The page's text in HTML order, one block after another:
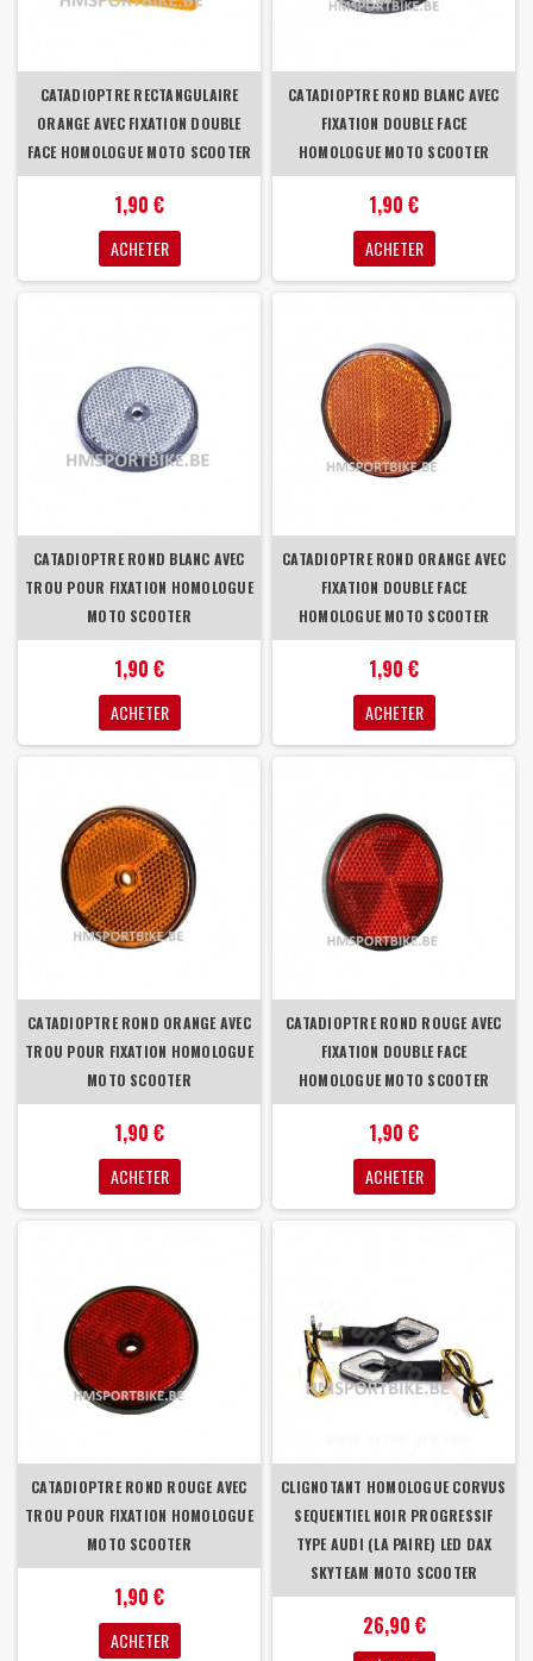
CATADIOPTRE RECTANGULAIRE
ORANGE AVEC FIXATION DOUBLE
FACE HOMOLOGUE MOTO SCOOTER
1,90 €
ACHETER
CATADIOPTRE ROND BLANC AVEC
FIXATION DOUBLE FACE
HOMOLOGUE MOTO SCOOTER
1,90 €
ACHETER
CATADIOPTRE ROND BLANC AVEC
TROU POUR FIXATION HOMOLOGUE
MOTO SCOOTER
1,90 €
ACHETER
CATADIOPTRE ROND ORANGE AVEC
FIXATION DOUBLE FACE
HOMOLOGUE MOTO SCOOTER
1,90 €
ACHETER
CATADIOPTRE ROND ORANGE AVEC
TROU POUR FIXATION HOMOLOGUE
MOTO SCOOTER
1,90 €
ACHETER
CATADIOPTRE ROND ROUGE AVEC
FIXATION DOUBLE FACE
HOMOLOGUE MOTO SCOOTER
1,90 €
ACHETER
CATADIOPTRE ROND ROUGE AVEC
TROU POUR FIXATION HOMOLOGUE
MOTO SCOOTER
1,90 €
ACHETER
CLIGNOTANT HOMOLOGUE CORVUS
SEQUENTIEL NOIR PROGRESSIF
TYPE AUDI (LA PAIRE) LED DAX
SKYTEAM MOTO SCOOTER
26,90 €